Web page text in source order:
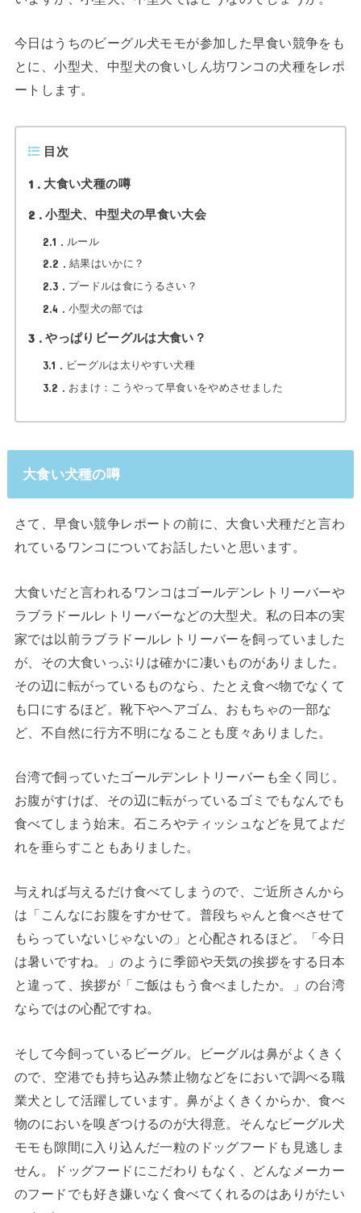
今日はうちのビーグル犬モモが参加した早食い競争をも
とに、小型犬、中型犬の食いしん坊ワンコの犬種をレポ
ートします。
目次
1 大食い犬種の噂
2 小型犬、中型犬の早食い大会
2.1 ルール
2.2 結果はいかに？
2.3 プードルは食にうるさい？
2.4 小型犬の部では
3 やっぱりビーグルは大食い？
3.1 ビーグルは太りやすい犬種
3.2 おまけ：こうやって早食いをやめさせました
大食い犬種の噂
さて、早食い競争レポートの前に、大食い犬種だと言わ
れているワンコについてお話したいと思います。
大食いだと言われるワンコはゴールデンレトリーバーや
ラブラドールレトリーバーなどの大型犬。私の日本の実
家では以前ラブラドールレトリーバーを飼っていました
が、その大食いっぷりは確かに凄いものがありました。
その辺に転がっているものなら、たとえ食べ物でなくて
も口にするほど。靴下やヘアゴム、おもちゃの一部な
ど、不自然に行方不明になることも度々ありました。
台湾で飼っていたゴールデンレトリーバーも全く同じ。
お腹がすけば、その辺に転がっているゴミでもなんでも
食べてしまう始末。石ころやティッシュなどを見てよだ
れを垂らすこともありました。
与えれば与えるだけ食べてしまうので、ご近所さんから
は「こんなにお腹をすかせて。普段ちゃんと食べさせて
もらっていないじゃないの」と心配されるほど。「今日
は暑いですね。」のように季節や天気の挨拶をする日本
と違って、挨拶が「ご飯はもう食べましたか。」の台湾
ならではの心配ですね。
そして今飼っているビーグル。ビーグルは鼻がよくきく
ので、空港でも持ち込み禁止物などをにおいで調べる職
業犬として活躍しています。鼻がよくきくからか、食べ
物のにおいを嗅ぎつけるのが大得意。そんなビーグル犬
モモも隙間に入り込んだ一粒のドッグフードも見逃しま
せん。ドッグフードにこだわりもなく、どんなメーカー
のフードでも好き嫌いなく食べてくれるのはありがたい